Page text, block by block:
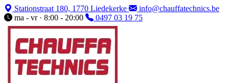
Stationstraat 180, 1770 Liedekerke
info@chauffatechnics.be
ma - vr · 8:00 - 20:00
0497 03 19 75